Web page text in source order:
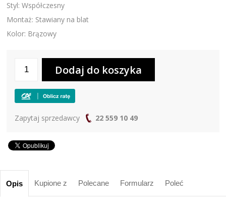
Styl: Współczesny
Montaż: Stawiany na blat
Kolor: Brązowy
Zapytaj sprzedawcy 22 559 10 49
Opis Kupione z Polecane Formularz Poleć